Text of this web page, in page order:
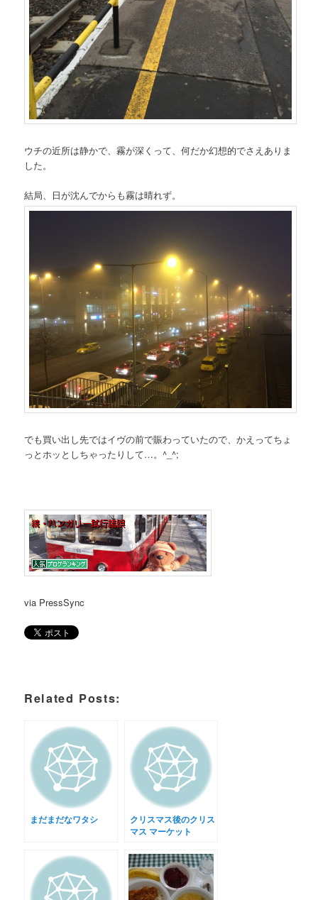
ウチの近所は静かで、霧が深くって、何だか幻想的でさえありま
した。
結局、日が沈んでからも霧は晴れず。
でも買い出し先ではイヴの前で賑わっていたので、かえってちょ
っとホッとしちゃったりして…。^_^;
via PressSync
Related Posts:
まだまだなワタシ
クリスマス後のクリス
マス マーケット